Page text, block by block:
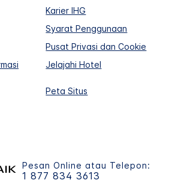
Karier IHG
Syarat Penggunaan
Pusat Privasi dan Cookie
Jelajahi Hotel
Peta Situs
Pesan Online atau Telepon:
1 877 834 3613